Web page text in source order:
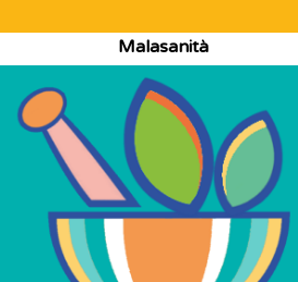
Malasanità